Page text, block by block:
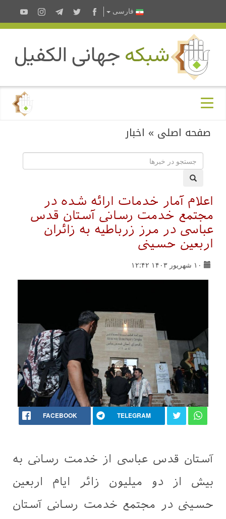
فارسى
صفحه اصلی » اخبار
اعلام آمار خدمات ارائه شده در
مجتمع خدمت رسانی آستان قدس
عباسی در مرز زرباطیه به زائران
اربعین حسینی
۱۰ شهریور ۱۴۰۳ ۱۲:۴۲
FACEBOOK TELEGRAM
آستان قدس عباسی از خدمت رسانی به
بیش از دو میلیون زائر ایام اربعین
حسینی در مجتمع خدمت رسانی آستان